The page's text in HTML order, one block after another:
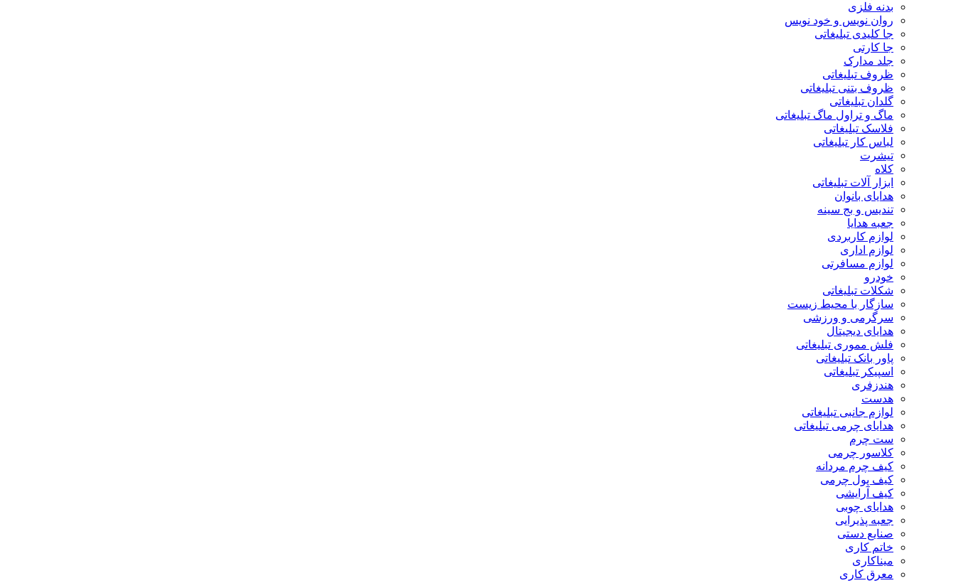
بدنه فلزی
روان نویس و خود نویس
جا کلیدی تبلیغاتی
جا کارتی
جلد مدارک
ظروف تبلیغاتی
ظروف بتنی تبلیغاتی
گلدان تبلیغاتی
ماگ و تراول ماگ تبلیغاتی
فلاسک تبلیغاتی
لباس کار تبلیغاتی
تیشرت
کلاه
ابزار آلات تبلیغاتی
هدایای بانوان
تندیس و بج سینه
جعبه هدایا
لوازم کاربردی
لوازم اداری
لوازم مسافرتی
خودرو
شکلات تبلیغاتی
سازگار با محیط زیست
سرگرمی و ورزشی
هدایای دیجیتال
فلش مموری تبلیغاتی
پاور بانک تبلیغاتی
اسپیکر تبلیغاتی
هندزفری
هدست
لوازم جانبی تبلیغاتی
هدایای چرمی تبلیغاتی
ست چرم
کلاسور چرمی
کیف چرم مردانه
کیف پول چرمی
کیف آرایشی
هدایای چوبی
جعبه پذیرایی
صنایع دستی
خاتم کاری
میناکاری
معرق کاری